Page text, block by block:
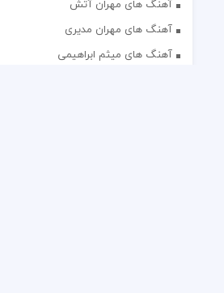
آهنگ های مهران آتش
آهنگ های مهران مدیری
آهنگ های میثم ابراهیمی